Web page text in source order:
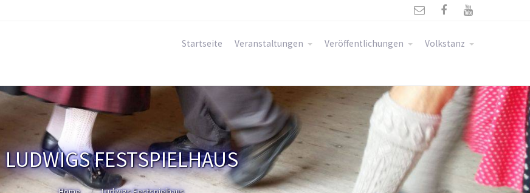
  
Startseite Veranstaltungen Veröffentlichungen Volkstanz
LUDWIGS FESTSPIELHAUS